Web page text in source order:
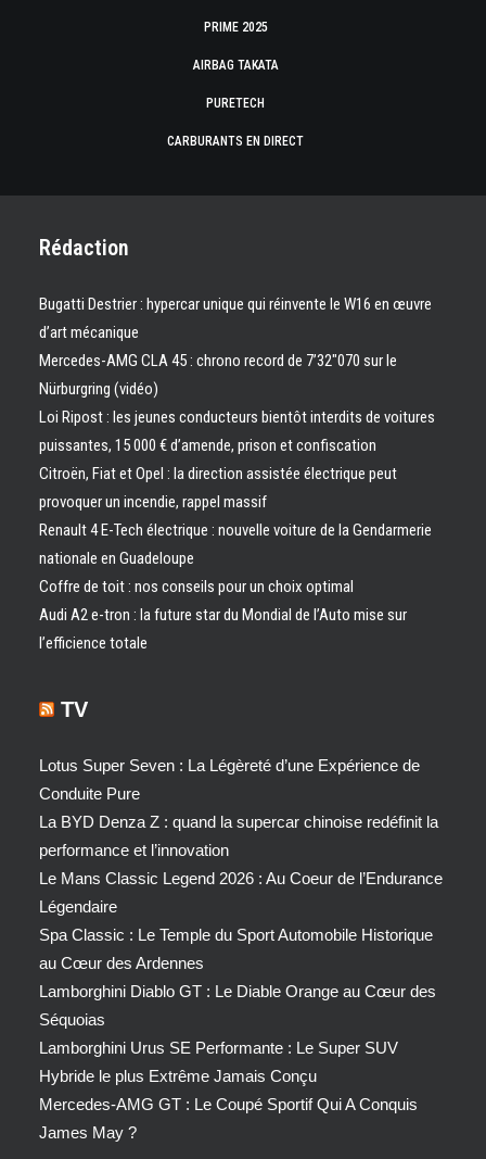
PRIME 2025
AIRBAG TAKATA
PURETECH
CARBURANTS EN DIRECT
Rédaction
Bugatti Destrier : hypercar unique qui réinvente le W16 en œuvre
d’art mécanique
Mercedes-AMG CLA 45 : chrono record de 7’32″070 sur le
Nürburgring (vidéo)
Loi Ripost : les jeunes conducteurs bientôt interdits de voitures
puissantes, 15 000 € d’amende, prison et confiscation
Citroën, Fiat et Opel : la direction assistée électrique peut
provoquer un incendie, rappel massif
Renault 4 E-Tech électrique : nouvelle voiture de la Gendarmerie
nationale en Guadeloupe
Coffre de toit : nos conseils pour un choix optimal
Audi A2 e-tron : la future star du Mondial de l’Auto mise sur
l’efficience totale
TV
Lotus Super Seven : La Légèreté d’une Expérience de
Conduite Pure
La BYD Denza Z : quand la supercar chinoise redéfinit la
performance et l’innovation
Le Mans Classic Legend 2026 : Au Coeur de l’Endurance
Légendaire
Spa Classic : Le Temple du Sport Automobile Historique
au Cœur des Ardennes
Lamborghini Diablo GT : Le Diable Orange au Cœur des
Séquoias
Lamborghini Urus SE Performante : Le Super SUV
Hybride le plus Extrême Jamais Conçu
Mercedes-AMG GT : Le Coupé Sportif Qui A Conquis
James May ?